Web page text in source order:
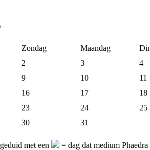
Zondag Maandag
2 3 4
9 10 11
16 17 18
23 24 25
30 31
met een = dag dat medium